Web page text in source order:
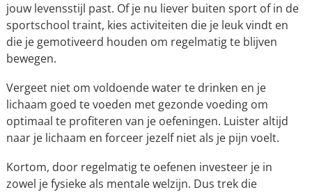
jouw levensstijl past. Of je nu liever buiten sport of in de
sportschool traint, kies activiteiten die je leuk vindt en
die je gemotiveerd houden om regelmatig te blijven
bewegen.
Vergeet niet om voldoende water te drinken en je
lichaam goed te voeden met gezonde voeding om
optimaal te profiteren van je oefeningen. Luister altijd
naar je lichaam en forceer jezelf niet als je pijn voelt.
Kortom, door regelmatig te oefenen investeer je in
zowel je fysieke als mentale welzijn. Dus trek die